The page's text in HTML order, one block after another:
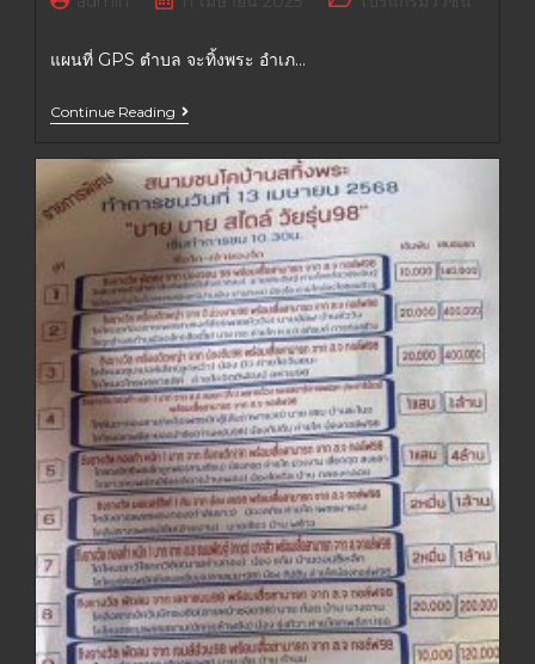
แผนที่ GPS ตำบล จะทิ้งพระ อำเภ…
Continue Reading